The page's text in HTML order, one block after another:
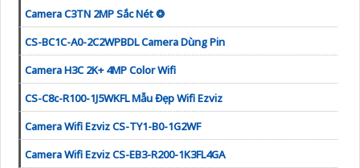
Camera C3TN 2MP Sắc Nét ❂
CS-BC1C-A0-2C2WPBDL Camera Dùng Pin
Camera H3C 2K+ 4MP Color Wifi
CS-C8c-R100-1J5WKFL Mẫu Đẹp Wifi Ezviz
Camera Wifi Ezviz CS-TY1-B0-1G2WF
Camera Wifi Ezviz CS-EB3-R200-1K3FL4GA